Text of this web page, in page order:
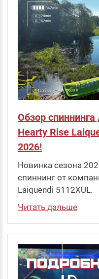
Обзор
Hearty Rise
2026!
Новинка сезона
спиннинг от
Laiquendi 5112XUL.
Читать дальше